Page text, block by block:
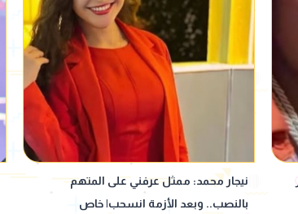
نبيلة عبيد تعود إلى ماسبيرو بمسلسل
إذاعي جديد مأخوذ عن رواية لإحسان عبد